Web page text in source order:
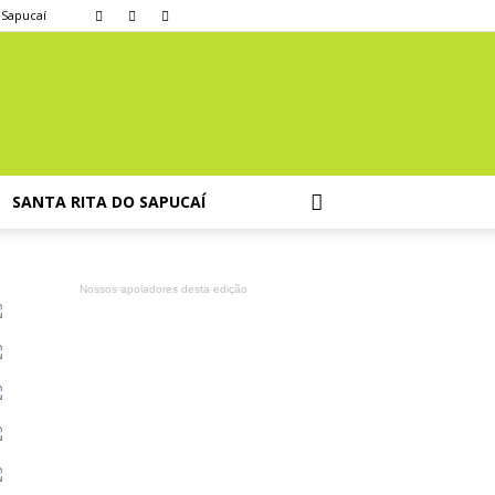
SANTA RITA DO SAPUCAÍ
Nossos apoiadores desta edição